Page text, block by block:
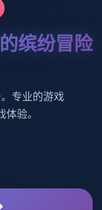
缤纷冒险
专业的游戏
验。